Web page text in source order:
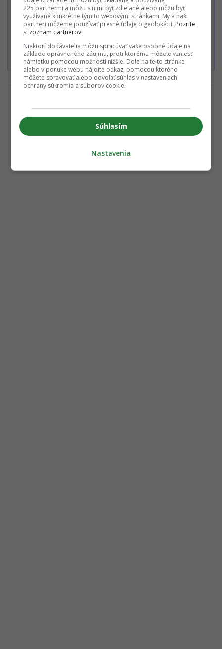
Zaplatiť kartou
Súhlasím s Podmienkami ochrany súkromia
Podmienkami
používania,Všeobecnými obchodnými podmienkamia
Podmienkami TrustPay.
225 partnermi a môžu s nimi byť zdieľané alebo môžu byť
využívané konkrétne týmito webovými stránkami. My a naši
partneri môžeme používať presné údaje o geolokácii. Pozrite
si zoznam partnerov.
Niektorí dodávatelia môžu spracúvať vaše osobné údaje na
základe oprávneného záujmu, proti ktorému môžete vzniesť
námietku pomocou možností nižšie. Dole na tejto stránke
alebo v ponuke webu nájdite odkaz, pomocou ktorého
môžete spravovať alebo odvolať súhlas v nastaveniach
ochrany súkromia a súborov cookie.
Súhlasím
Nastavenia